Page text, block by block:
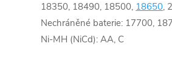
18350, 18490, 18500, 18650,
Nechráněné baterie: 17700,
Ni-MH (NiCd): AA, C